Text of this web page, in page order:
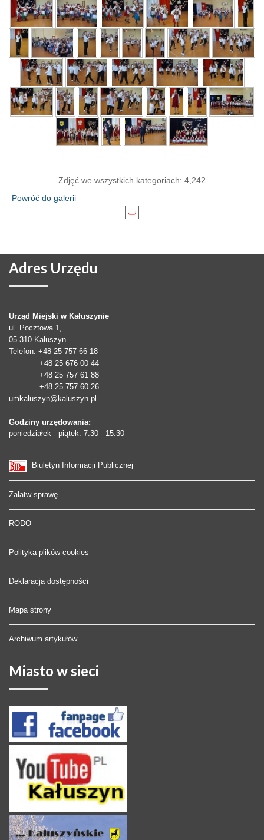
Zdjęć we wszystkich kategoriach: 4,242
Powróć do galerii
Adres Urzędu
Urząd Miejski w Kałuszynie
ul. Pocztowa 1,
05-310 Kałuszyn
Telefon: +48 25 757 66 18
+48 25 676 00 44
+48 25 757 61 88
+48 25 757 60 26
umkaluszyn@kaluszyn.pl
Godziny urzędowania:
poniedziałek - piątek: 7:30 - 15:30
Biuletyn Informacji Publicznej
Załatw sprawę
RODO
Polityka plików cookies
Deklaracja dostępności
Mapa strony
Archiwum artykułów
Miasto w sieci